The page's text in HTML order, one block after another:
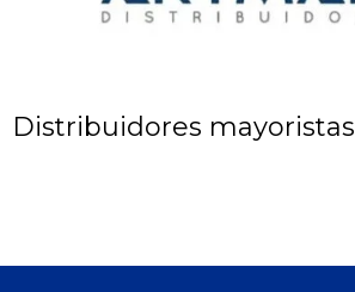
Distribuidores mayoristas